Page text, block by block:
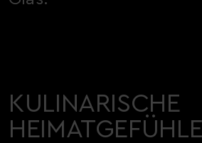
KULINARISCHE
HEIMATGEFÜHLE